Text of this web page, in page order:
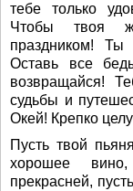
тебе только
Чтобы твоя
праздником! Ты
Оставь все
возвращайся!
судьбы и
Окей! Крепко
Пусть твой
хорошее
прекрасней,